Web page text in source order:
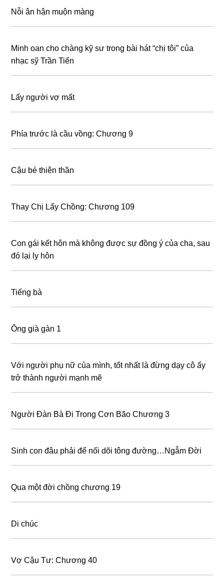
Nỗi ân hận muộn màng
Minh oan cho chàng kỹ sư trong bài hát “chị tôi” của
nhạc sỹ Trần Tiến
Lấy người vợ mất
Phía trước là cầu vồng: Chương 9
Cậu bé thiên thần
Thay Chị Lấy Chồng: Chương 109
Con gái kết hôn mà không được sự đồng ý của cha, sau
đó lại ly hôn
Tiếng bà
Ông già gàn 1
Với người phụ nữ của mình, tốt nhất là đừng dạy cô ấy
trở thành người mạnh mẽ
Người Đàn Bà Đi Trong Cơn Bão Chương 3
Sinh con đâu phải để nối dõi tông đường…Ngẫm Đời
Qua một đời chồng chương 19
Di chúc
Vợ Cậu Tư: Chương 40